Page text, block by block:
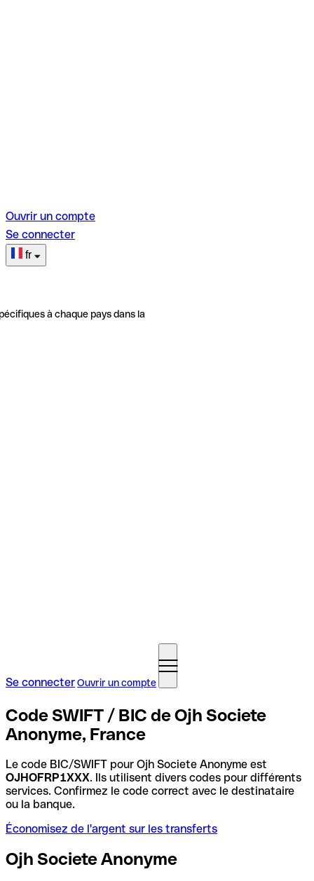
Ouvrir un compte
Se connecter
fr
à chaque pays dans la
Se connecterOuvrir un compte
Code SWIFT / BIC de Ojh Societe
Anonyme, France
Le code BIC/SWIFT pour Ojh Societe Anonyme est
OJHOFRP1XXX. Ils utilisent divers codes pour différents
services. Confirmez le code correct avec le destinataire
ou la banque.
Économisez de l'argent sur les transferts
Ojh Societe Anonyme